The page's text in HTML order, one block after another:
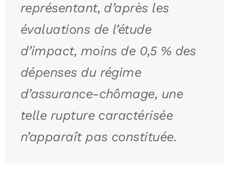
représentant, d’après les
évaluations de l’étude
d’impact, moins de 0,5 % des
dépenses du régime
d’assurance-chômage, une
telle rupture caractérisée
n’apparaît pas constituée.